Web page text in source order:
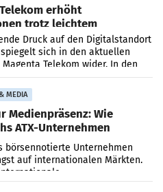
erhöht
trotz leichtem
Druck auf den Digitalstandort
sich in den aktuellen
Telekom wider. In den
Monaten des laufenden Jahres
MEDIA
Medienpräsenz: Wie
ATX-Unternehmen
wahrgenommen
börsennotierte Unternehmen
auf internationalen Märkten.
untersucht die